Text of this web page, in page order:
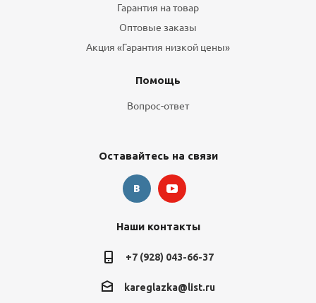
Гарантия на товар
Оптовые заказы
Акция «Гарантия низкой цены»
Помощь
Вопрос-ответ
Оставайтесь на связи
Наши контакты
+7 (928) 043-66-37
kareglazka@list.ru